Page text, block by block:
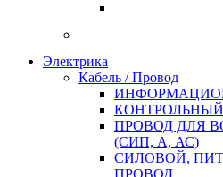
Электрика
Кабель / Провод
ПРОВОД ДЛЯ
(СИП, А, АС)
СИЛОВОЙ,
ПРОВОД